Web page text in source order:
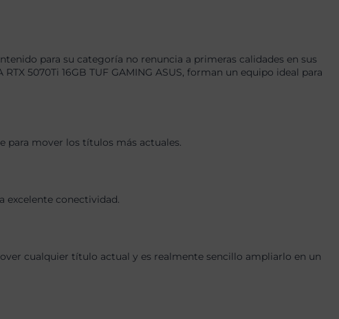
para su categoría no renuncia a primeras calidades en sus
5070Ti 16GB TUF GAMING ASUS, forman un equipo ideal para
para mover los títulos más actuales.
excelente conectividad.
cualquier título actual y es realmente sencillo ampliarlo en un